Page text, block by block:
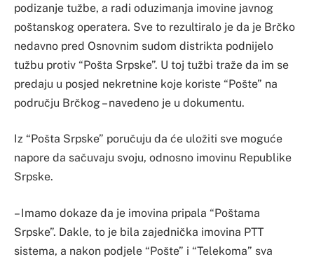
podizanje tužbe, a radi oduzimanja imovine javnog
poštanskog operatera. Sve to rezultiralo je da je Brčko
nedavno pred Osnovnim sudom distrikta podnijelo
tužbu protiv “Pošta Srpske”. U toj tužbi traže da im se
predaju u posjed nekretnine koje koriste “Pošte” na
području Brčkog – navedeno je u dokumentu.
Iz “Pošta Srpske” poručuju da će uložiti sve moguće
napore da sačuvaju svoju, odnosno imovinu Republike
Srpske.
– Imamo dokaze da je imovina pripala “Poštama
Srpske”. Dakle, to je bila zajednička imovina PTT
sistema, a nakon podjele “Pošte” i “Telekoma” sva